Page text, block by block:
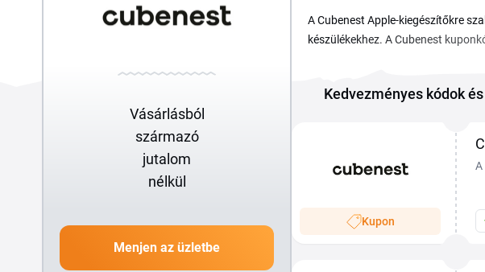
Vásárlásból
származó
jutalom
nélkül
Menjen az üzletbe
A Cubenest Apple-kiegészítőkre
készülékekhez. A Cubenest
elérhetőbb áron kerülnek hozzád.
Kedvezményes kódok
Kupon
A